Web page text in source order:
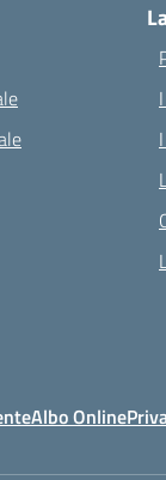
Albo Online